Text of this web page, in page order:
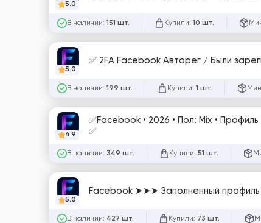
5.0
В наличии: 151 шт. Купили: 10 шт.
5.0
✅ 2FA Facebook Авторег / Были
В наличии: 199 шт. Купили: 1 шт.
4.9
✅Facebook • 2026 • Пол: Mix •
✅
В наличии: 349 шт. Купили: 51 шт.
5.0
Facebook ➤➤➤ Заполненный профиль
В наличии: 427 шт. Купили: 73 шт.